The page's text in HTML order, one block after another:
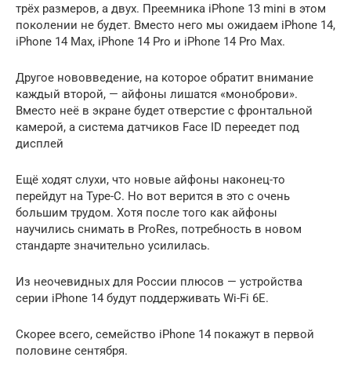
трёх размеров, а двух. Преемника iPhone 13 mini в этом
поколении не будет. Вместо него мы ожидаем iPhone 14,
iPhone 14 Max, iPhone 14 Pro и iPhone 14 Pro Max.
Другое нововведение, на которое обратит внимание
каждый второй, — айфоны лишатся «моноброви».
Вместо неё в экране будет отверстие с фронтальной
камерой, а система датчиков Face ID переедет под
дисплей
Ещё ходят слухи, что новые айфоны наконец-то
перейдут на Type-C. Но вот верится в это с очень
большим трудом. Хотя после того как айфоны
научились снимать в ProRes, потребность в новом
стандарте значительно усилилась.
Из неочевидных для России плюсов — устройства
серии iPhone 14 будут поддерживать Wi-Fi 6E.
Скорее всего, семейство iPhone 14 покажут в первой
половине сентября.